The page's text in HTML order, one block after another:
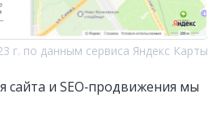
г. по данным сервиса Яндекс Карты
и SEO‑продвижения мы